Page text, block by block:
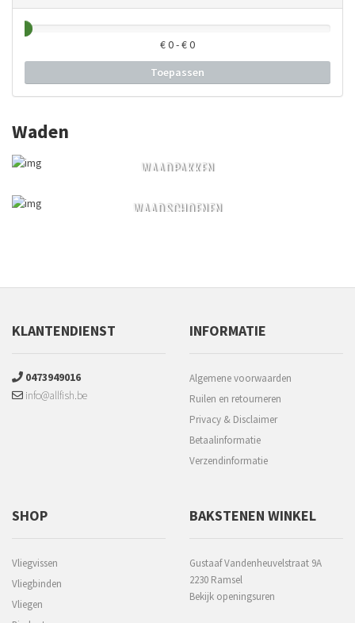
€0- €0
Toepassen
Waden
WAADPAKKEN
WAADSCHOENEN
KLANTENDIENST
0473949016
info@allfish.be
INFORMATIE
Algemene voorwaarden
Ruilen en retourneren
Privacy & Disclaimer
Betaalinformatie
Verzendinformatie
SHOP
Vliegvissen
Vliegbinden
Vliegen
BAKSTENEN WINKEL
Gustaaf Vandenheuvelstraat 9A
2230 Ramsel
Bekijk openingsuren